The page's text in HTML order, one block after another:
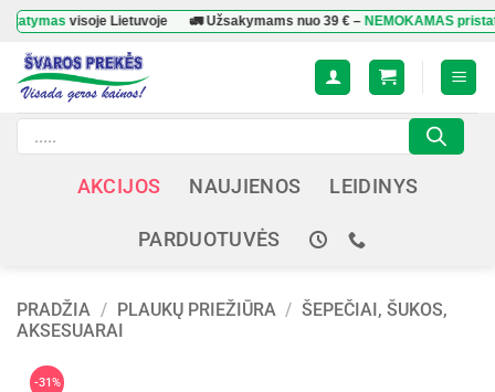
Skip
content
visoje Lietuvoje 🚛 Užsakymams nuo39 €–NEMOKAMAS pristatymas
Products
search
AKCIJOS NAUJIENOS LEIDINYS
PARDUOTUVĖS
PRADŽIA / PLAUKŲ PRIEŽIŪRA / ŠEPEČIAI, ŠUKOS,
AKSESUARAI
-31%